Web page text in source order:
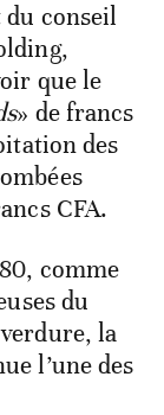
conseil
que le
» de francs
des
CFA.
comme
du
la
l’une des